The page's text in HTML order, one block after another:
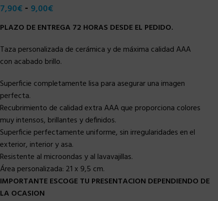
7,90€ - 9,00€
PLAZO DE ENTREGA 72 HORAS DESDE EL PEDIDO.
Taza personalizada de cerámica y de máxima calidad AAA
con acabado brillo.
Superficie completamente lisa para asegurar una imagen
perfecta.
Recubrimiento de calidad extra AAA que proporciona colores
muy intensos, brillantes y definidos.
Superficie perfectamente uniforme, sin irregularidades en el
exterior, interior y asa.
Resistente al microondas y al lavavajillas.
Área personalizada: 21 x 9,5 cm.
IMPORTANTE ESCOGE TU PRESENTACION DEPENDIENDO DE
LA OCASION